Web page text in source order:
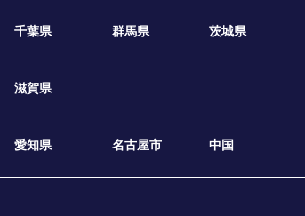
千葉県 群馬県 茨城県
滋賀県
愛知県 名古屋市 中国